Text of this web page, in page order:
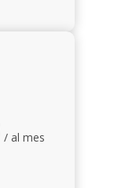
/ al mes